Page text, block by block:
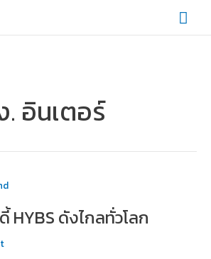
อินเตอร์
HYBS ดังไกลทั่วโลก